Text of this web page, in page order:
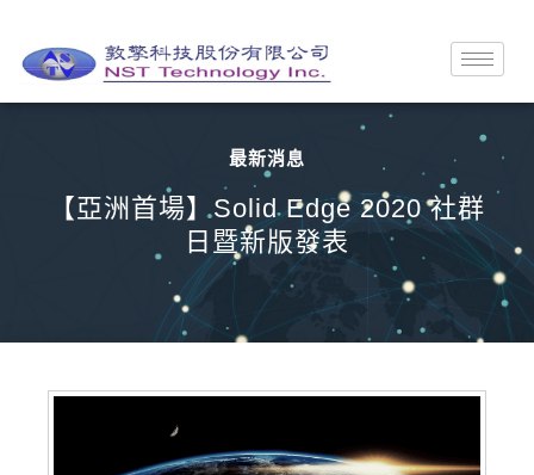
最新消息
【亞洲首場】Solid Edge 2020 社群
日暨新版發表